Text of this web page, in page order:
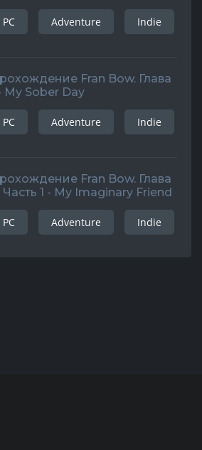
PC Adventure Indie
Fran Bow. Глава
My Sober Day
PC Adventure Indie
Fran Bow. Глава
Часть 1 - My Imaginary Friend
PC Adventure Indie